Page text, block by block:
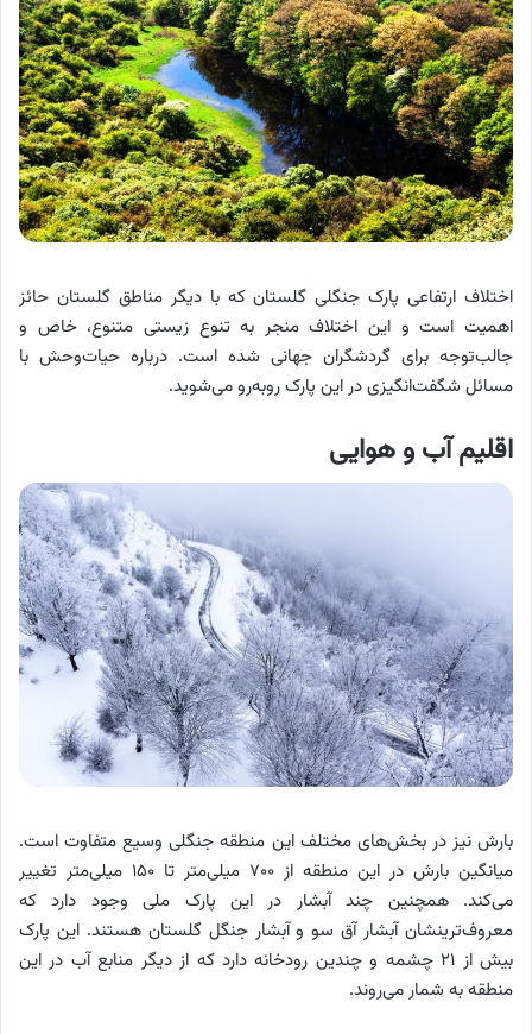
اختلاف ارتفاعی پارک جنگلی گلستان که با دیگر مناطق گلستان حائز
اهمیت است و این اختلاف منجر به تنوع زیستی متنوع، خاص و
جالب‌توجه برای گردشگران جهانی شده است. درباره حیات‌وحش با
مسائل شگفت‌انگیزی در این پارک روبه‌رو می‌شوید.
اقلیم آب و هوایی
بارش نیز در بخش‌های مختلف این منطقه جنگلی وسیع متفاوت است.
میانگین بارش در این منطقه از ۷۰۰ میلی‌متر تا ۱۵۰ میلی‌متر تغییر
می‌کند. همچنین چند آبشار در این پارک ملی وجود دارد که
معروف‌ترینشان آبشار آق سو و آبشار جنگل گلستان هستند. این پارک
بیش از ۲۱ چشمه و چندین رودخانه دارد که از دیگر منابع آب در این
منطقه به شمار می‌روند.